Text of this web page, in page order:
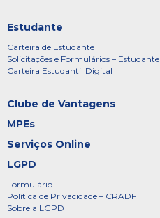
Estudante
Carteira de Estudante
Solicitações e Formulários – Estudante
Carteira Estudantil Digital
Clube de Vantagens
MPEs
Serviços Online
LGPD
Formulário
Política de Privacidade – CRADF
Sobre a LGPD